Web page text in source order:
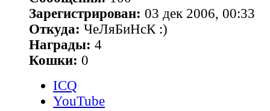
Зарегистрирован: 03 дек 2006, 00:33
Откуда: ЧеЛяБиНсК :)
Награды: 4
Кошки: 0
ICQ
YouTube